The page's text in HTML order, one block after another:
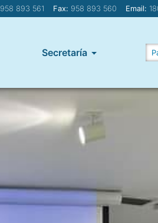
958 893 561 Fax: 958 893 560 Email:
Secretaría